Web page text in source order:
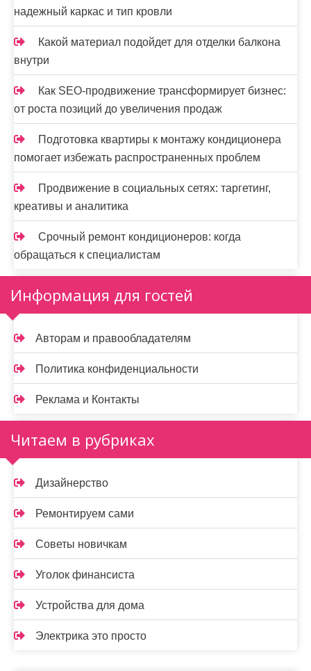
надежный каркас и тип кровли
Какой материал подойдет для отделки балкона
внутри
Как SEO-продвижение трансформирует бизнес:
от роста позиций до увеличения продаж
Подготовка квартиры к монтажу кондиционера
помогает избежать распространенных проблем
Продвижение в социальных сетях: таргетинг,
креативы и аналитика
Срочный ремонт кондиционеров: когда
обращаться к специалистам
Информация для гостей
Авторам и правообладателям
Политика конфиденциальности
Реклама и Контакты
Читаем в рубриках
Дизайнерство
Ремонтируем сами
Советы новичкам
Уголок финансиста
Устройства для дома
Электрика это просто